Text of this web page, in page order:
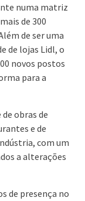
numa matriz
de 300
de ser uma
de lojas Lidl, o
novos postos
para a
obras de
e de
com um
a alterações
de presença no